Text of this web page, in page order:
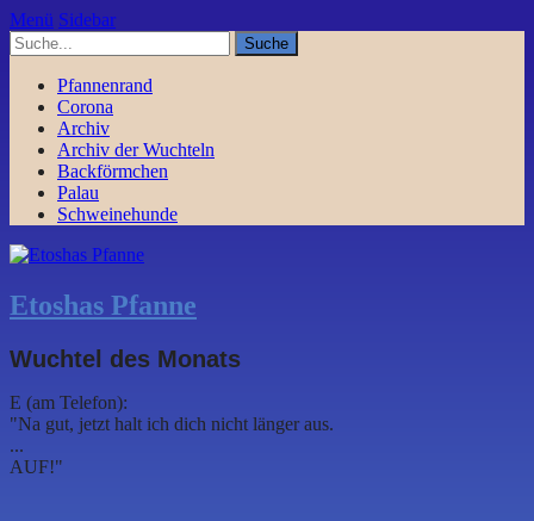
Menü Sidebar
Pfannenrand
Corona
Archiv
Archiv der Wuchteln
Backförmchen
Palau
Schweinehunde
Etoshas Pfanne
Wuchtel des Monats
E (am Telefon):
"Na gut, jetzt halt ich dich nicht länger aus.
...
AUF!"